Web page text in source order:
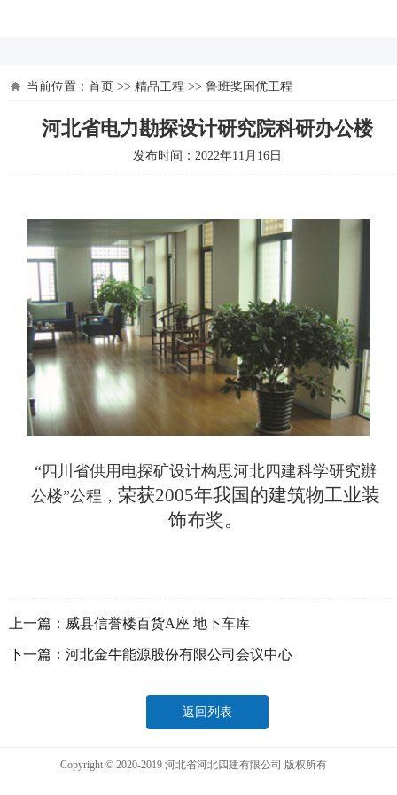
当前位置： 首页 >> 精品工程 >> 鲁班奖国优工程
河北省电力勘探设计研究院科研办公楼
发布时间：2022年11月16日
“四川省供用电探矿设计构思河北四建科学研究辦
公楼”公程， 荣获2005年我国的建筑物工业装
饰布奖。
上一篇： 威县信誉楼百货A座 地下车库
下一篇： 河北金牛能源股份有限公司会议中心
返回列表
Copyright © 2020-2019 河北省河北四建有限公司 版权所有